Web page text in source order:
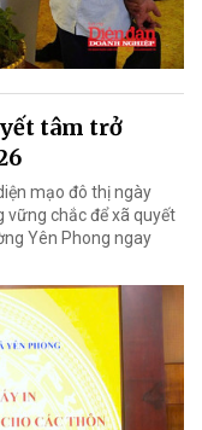
tâm trở
mạo đô thị ngày
vững chắc để xã quyết
Yên Phong ngay